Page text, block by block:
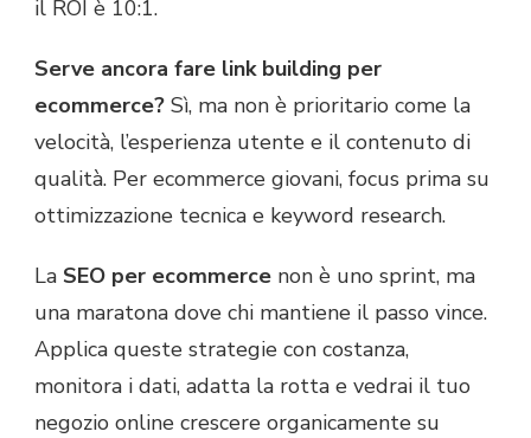
il ROI è 10:1.
Serve ancora fare link building per
ecommerce? Sì, ma non è prioritario come la
velocità, l’esperienza utente e il contenuto di
qualità. Per ecommerce giovani, focus prima su
ottimizzazione tecnica e keyword research.
La SEO per ecommerce non è uno sprint, ma
una maratona dove chi mantiene il passo vince.
Applica queste strategie con costanza,
monitora i dati, adatta la rotta e vedrai il tuo
negozio online crescere organicamente su